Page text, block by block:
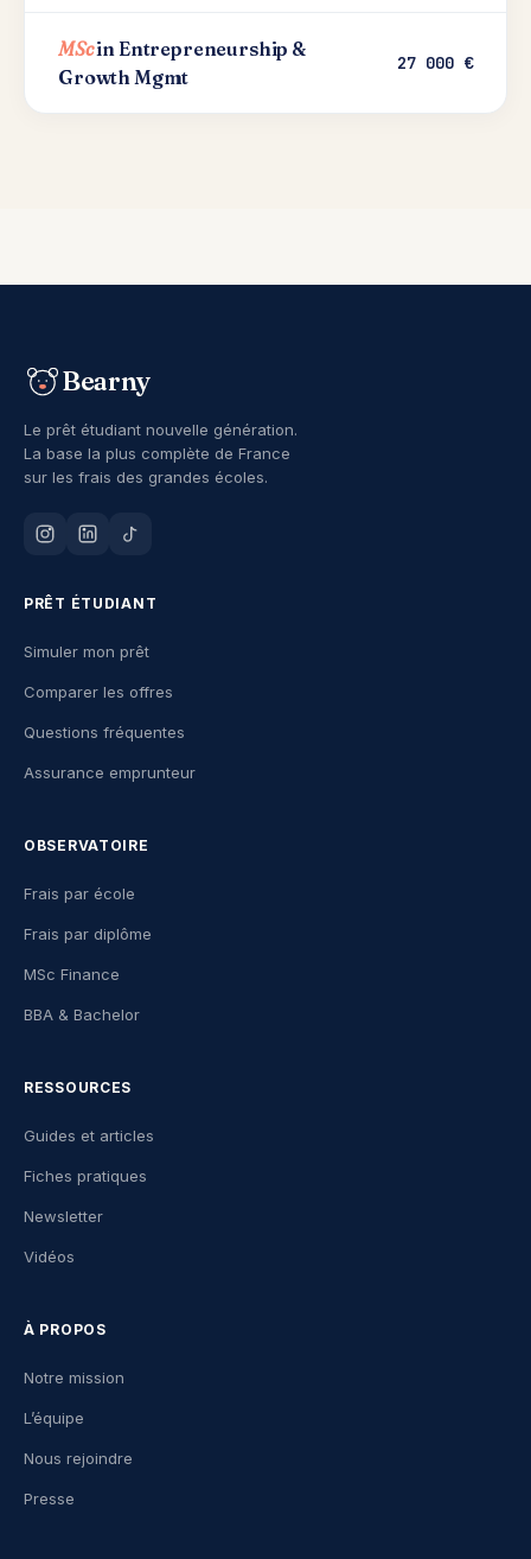
MScin Entrepreneurship &
Growth Mgmt
27 000 €
Bearny
Le prêt étudiant nouvelle génération.
La base la plus complète de France
sur les frais des grandes écoles.
PRÊT ÉTUDIANT
Simuler mon prêt
Comparer les offres
Questions fréquentes
Assurance emprunteur
OBSERVATOIRE
Frais par école
Frais par diplôme
MSc Finance
BBA & Bachelor
RESSOURCES
Guides et articles
Fiches pratiques
Newsletter
Vidéos
À PROPOS
Notre mission
L’équipe
Nous rejoindre
Presse